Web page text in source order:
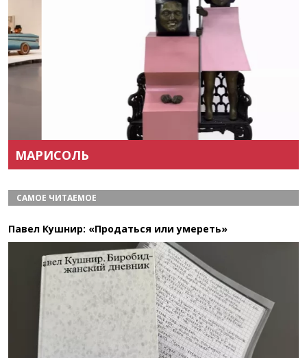
МАРИСОЛЬ
САМОЕ ЧИТАЕМОЕ
Павел Кушнир: «Продаться или умереть»